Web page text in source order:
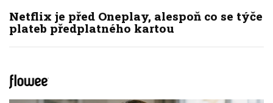
Netflix je před Oneplay, alespoň co se týče
plateb předplatného kartou